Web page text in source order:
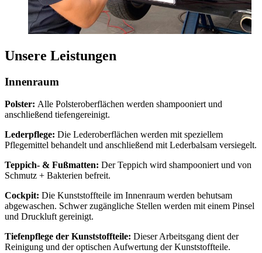
Unsere Leistungen
Innenraum
Polster: Alle Polsteroberflächen werden shampooniert und
anschließend tiefengereinigt.
Lederpflege: Die Lederoberflächen werden mit speziellem
Pflegemittel behandelt und anschließend mit Lederbalsam versiegelt.
Teppich- & Fußmatten: Der Teppich wird shampooniert und von
Schmutz + Bakterien befreit.
Cockpit: Die Kunststoffteile im Innenraum werden behutsam
abgewaschen. Schwer zugängliche Stellen werden mit einem Pinsel
und Druckluft gereinigt.
Tiefenpflege der Kunststoffteile: Dieser Arbeitsgang dient der
Reinigung und der optischen Aufwertung der Kunststoffteile.